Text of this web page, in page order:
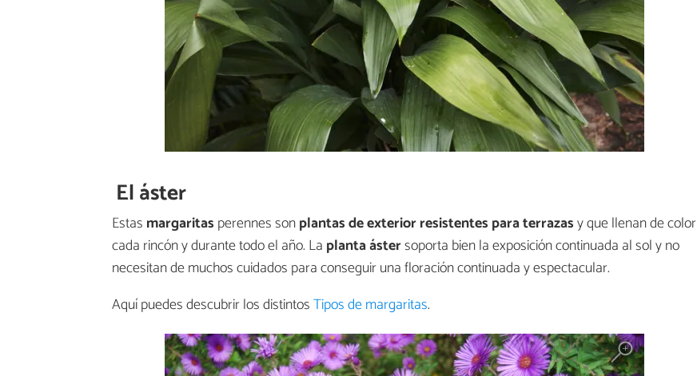
El áster
Estas margaritas perennes sonplantas de exterior resistentes para terrazasy que llenan de color
cada rincón y durante todo el año. La planta ástersoporta bien la exposición continuada al sol y no
necesitan de muchos cuidados para conseguir una floración continuada y espectacular.
Aquí puedes descubrir los distintosTipos de margaritas.